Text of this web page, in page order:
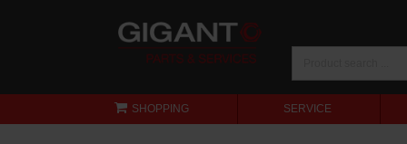
SHOPPING SERVICE